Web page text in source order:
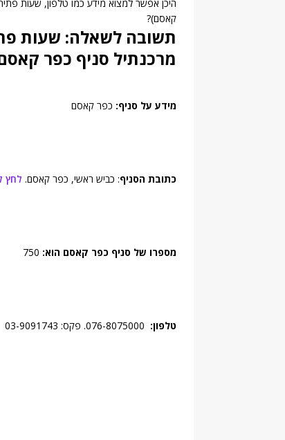
קאסם)?
תשובה לשאלה: שעות
מרכנתיל סניף כפר קאסם
מידע על סניף: כפר קאסם
כתובת הסניף: כביש ראשי, כפר קאסם. לחץ
מספרו של סניף כפר קאסם הוא:
טלפון: